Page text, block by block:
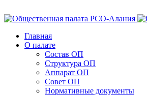
Главная
О палате
Состав ОП
Структура ОП
Аппарат ОП
Совет ОП
Нормативные документы